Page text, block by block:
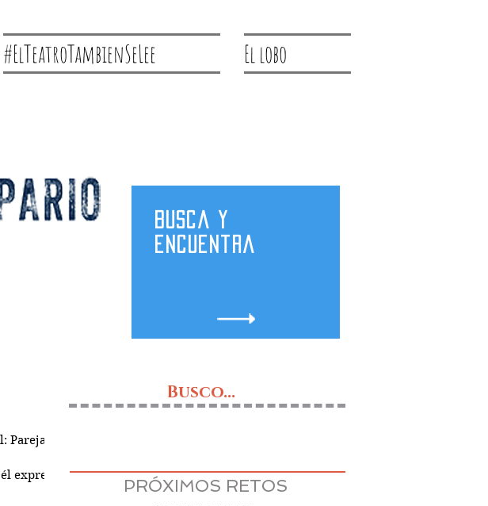
#ElTeatroTambienSeLee El lobo
Busca y
encuentra
Pareja.
exprese
Busco...
PRÓXIMOS RETOS